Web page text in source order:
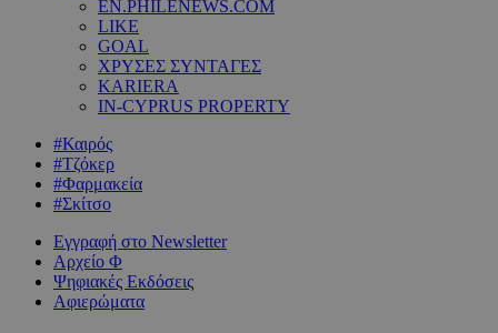
EN.PHILENEWS.COM
LIKE
GOAL
ΧΡΥΣΕΣ ΣΥΝΤΑΓΕΣ
KARIERA
IN-CYPRUS PROPERTY
#Καιρός
#Τζόκερ
#Φαρμακεία
#Σκίτσο
Εγγραφή στο Newsletter
Αρχείο Φ
Ψηφιακές Εκδόσεις
Αφιερώματα